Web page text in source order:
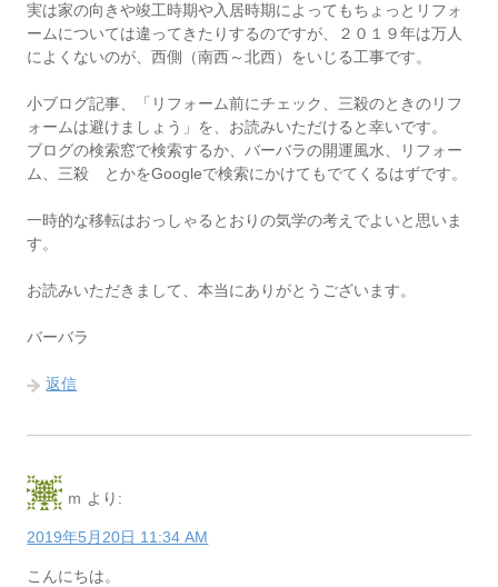
実は家の向きや竣工時期や入居時期によってもちょっとリフォ
ームについては違ってきたりするのですが、２０１９年は万人
によくないのが、西側（南西～北西）をいじる工事です。
小ブログ記事、「リフォーム前にチェック、三殺のときのリフ
ォームは避けましょう」を、お読みいただけると幸いです。
ブログの検索窓で検索するか、バーバラの開運風水、リフォー
ム、三殺 とかをGoogleで検索にかけてもでてくるはずです。
一時的な移転はおっしゃるとおりの気学の考えでよいと思いま
す。
お読みいただきまして、本当にありがとうございます。
バーバラ
返信
ｍ より:
2019年5月20日 11:34 AM
こんにちは。